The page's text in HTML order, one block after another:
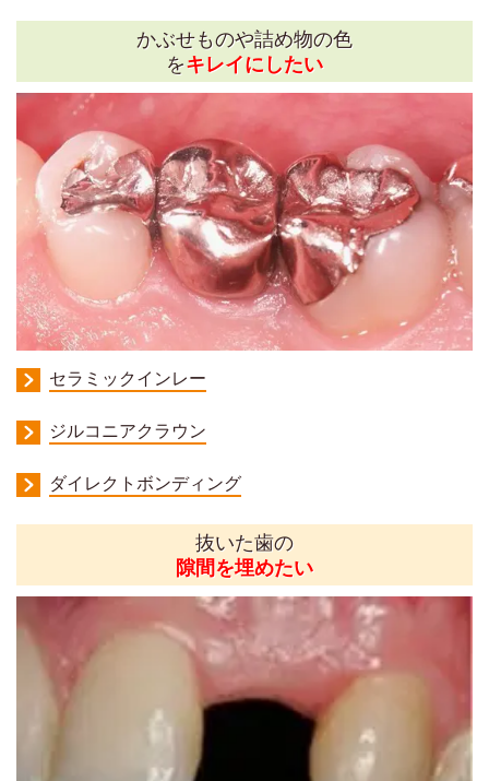
かぶせものや詰め物の色
をキレイにしたい
セラミックインレー
ジルコニアクラウン
ダイレクトボンディング
抜いた歯の
隙間を埋めたい